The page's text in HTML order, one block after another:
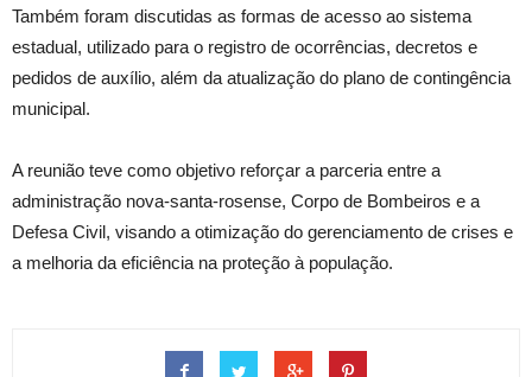
Também foram discutidas as formas de acesso ao sistema
estadual, utilizado para o registro de ocorrências, decretos e
pedidos de auxílio, além da atualização do plano de contingência
municipal.
A reunião teve como objetivo reforçar a parceria entre a
administração nova-santa-rosense, Corpo de Bombeiros e a
Defesa Civil, visando a otimização do gerenciamento de crises e
a melhoria da eficiência na proteção à população.